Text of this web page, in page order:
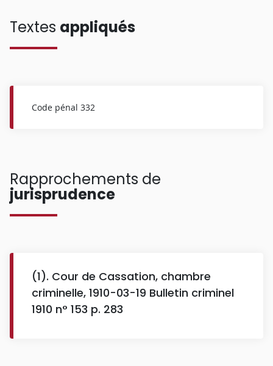
Textes appliqués
Code pénal 332
Rapprochements de
jurisprudence
(1). Cour de Cassation, chambre
criminelle, 1910-03-19 Bulletin criminel
1910 n° 153 p. 283